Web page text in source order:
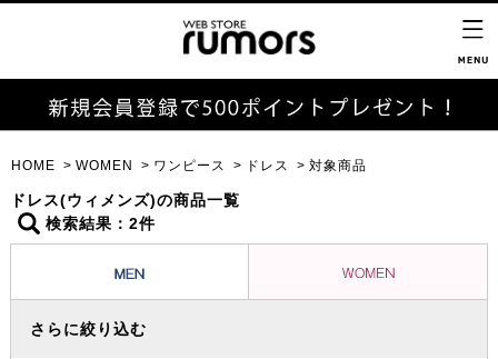
HOME WOMEN ワンピース ドレス 対象商品
ドレス(ウィメンズ)の商品一覧
検索結果：2件
さらに絞り込む